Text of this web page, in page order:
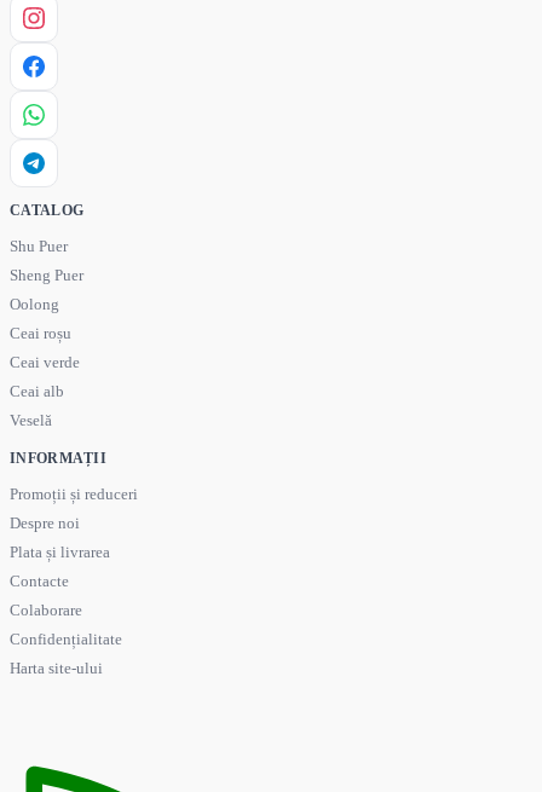
CATALOG
Shu Puer
Sheng Puer
Oolong
Ceai roșu
Ceai verde
Ceai alb
Veselă
INFORMAȚII
Promoții și reduceri
Despre noi
Plata și livrarea
Contacte
Colaborare
Confidențialitate
Harta site-ului